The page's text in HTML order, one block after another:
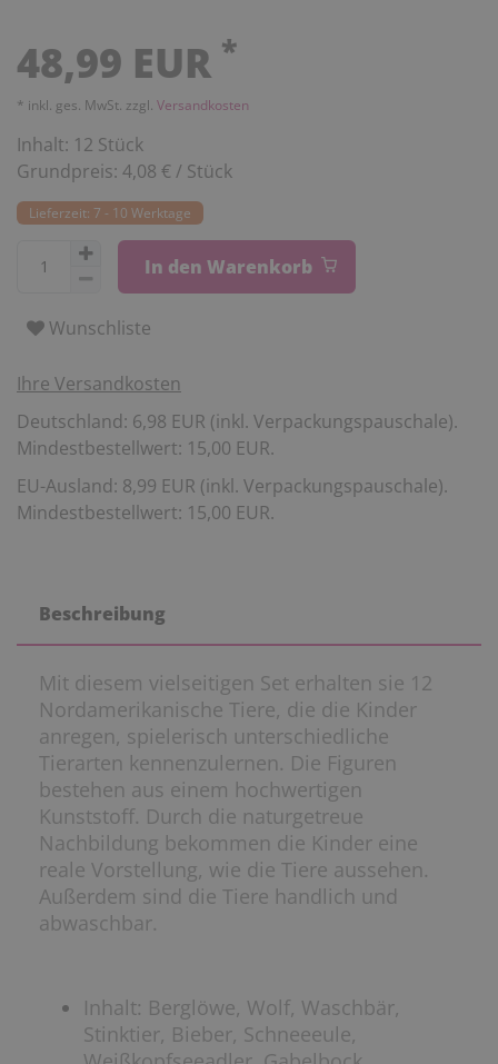
48,99 EUR *
* inkl. ges. MwSt. zzgl. Versandkosten
Inhalt: 12 Stück
Grundpreis: 4,08 € / Stück
Lieferzeit: 7 - 10 Werktage
In den Warenkorb
Wunschliste
Ihre Versandkosten
Deutschland: 6,98 EUR (inkl. Verpackungspauschale).
Mindestbestellwert: 15,00 EUR.
EU-Ausland: 8,99 EUR (inkl. Verpackungspauschale).
Mindestbestellwert: 15,00 EUR.
Beschreibung
Mit diesem vielseitigen Set erhalten sie 12
Nordamerikanische Tiere, die die Kinder
anregen, spielerisch unterschiedliche
Tierarten kennenzulernen. Die Figuren
bestehen aus einem hochwertigen
Kunststoff. Durch die naturgetreue
Nachbildung bekommen die Kinder eine
reale Vorstellung, wie die Tiere aussehen.
Außerdem sind die Tiere handlich und
abwaschbar.
Inhalt: Berglöwe, Wolf, Waschbär,
Stinktier, Bieber, Schneeeule,